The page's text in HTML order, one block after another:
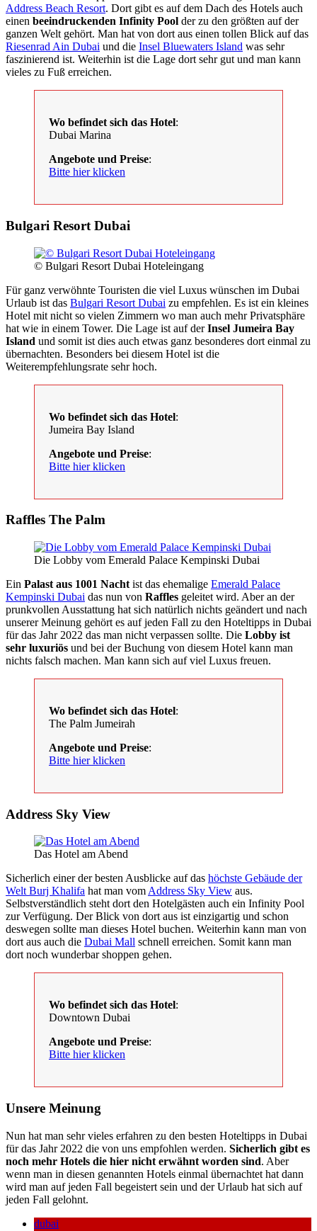
Address Beach Resort. Dort gibt es auf dem Dach des Hotels auch
einen beeindruckenden Infinity Pool der zu den größten auf der
ganzen Welt gehört. Man hat von dort aus einen tollen Blick auf das
Riesenrad Ain Dubai und die Insel Bluewaters Island was sehr
faszinierend ist. Weiterhin ist die Lage dort sehr gut und man kann
vieles zu Fuß erreichen.
Wo befindet sich das Hotel:
Dubai Marina
Angebote und Preise:
Bitte hier klicken
Bulgari Resort Dubai
© Bulgari Resort Dubai Hoteleingang
Für ganz verwöhnte Touristen die viel Luxus wünschen im Dubai
Urlaub ist das Bulgari Resort Dubai zu empfehlen. Es ist ein kleines
Hotel mit nicht so vielen Zimmern wo man auch mehr Privatsphäre
hat wie in einem Tower. Die Lage ist auf derInsel Jumeira Bay
Island und somit ist dies auch etwas ganz besonderes dort einmal zu
übernachten. Besonders bei diesem Hotel ist die
Weiterempfehlungsrate sehr hoch.
Wo befindet sich das Hotel:
Jumeira Bay Island
Angebote und Preise:
Bitte hier klicken
Raffles The Palm
Die Lobby vom Emerald Palace Kempinski Dubai
Ein Palast aus 1001 Nacht ist das ehemalige Emerald Palace
Kempinski Dubai das nun von Raffles geleitet wird. Aber an der
prunkvollen Ausstattung hat sich natürlich nichts geändert und nach
unserer Meinung gehört es auf jeden Fall zu den Hoteltipps in Dubai
für das Jahr 2022 das man nicht verpassen sollte. Die Lobby ist
sehr luxuriös und bei der Buchung von diesem Hotel kann man
nichts falsch machen. Man kann sich auf viel Luxus freuen.
Wo befindet sich das Hotel:
The Palm Jumeirah
Angebote und Preise:
Bitte hier klicken
Address Sky View
Das Hotel am Abend
Sicherlich einer der besten Ausblicke auf das höchste Gebäude der
Welt Burj Khalifa hat man vomAddress Sky View aus.
Selbstverständlich steht dort den Hotelgästen auch ein Infinity Pool
zur Verfügung. Der Blick von dort aus ist einzigartig und schon
deswegen sollte man dieses Hotel buchen. Weiterhin kann man von
dort aus auch die Dubai Mall schnell erreichen. Somit kann man
dort noch wunderbar shoppen gehen.
Wo befindet sich das Hotel:
Downtown Dubai
Angebote und Preise:
Bitte hier klicken
Unsere Meinung
Nun hat man sehr vieles erfahren zu den besten Hoteltipps in Dubai
für das Jahr 2022 die von uns empfohlen werden. Sicherlich gibt es
noch mehr Hotels die hier nicht erwähnt worden sind. Aber
wenn man in diesen genannten Hotels einmal übernachtet hat dann
wird man auf jeden Fall begeistert sein und der Urlaub hat sich auf
jeden Fall gelohnt.
dubai